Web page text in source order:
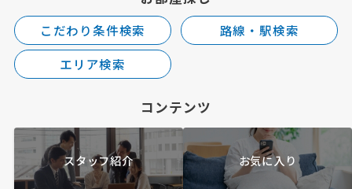
こだわり条件検索
路線・駅検索
エリア検索
コンテンツ
スタッフ紹介 お気に入り